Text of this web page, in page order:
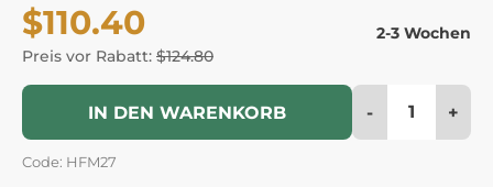
$110.40
Preis vor Rabatt: $124.80
2-3 Wochen
IN DEN WARENKORB - +
Code: HFM27